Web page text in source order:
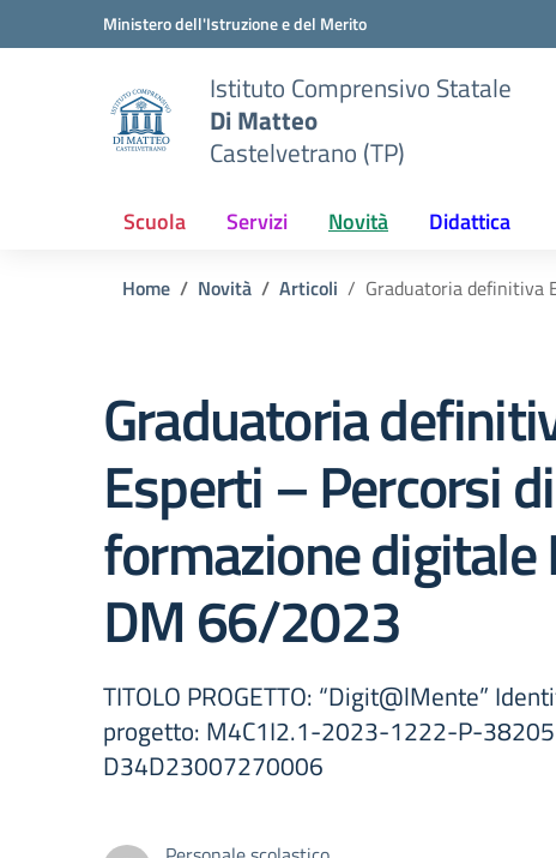
Vai ai contenuti
Vai al menu di navigazioneMinistero dell'Istruzione e del Merito
Istituto Comprensivo Statale
Di Matteo
Castelvetrano (TP)
Scuola Servizi Novità Didattica
Home Novità Articoli Graduatoria definitiva
Graduatoria
Esperti – Percorsi di
formazione digitale
DM 66/2023
TITOLO PROGETTO: “Digit@lMente”
progetto: M4C1I2.1-2023-1222-P-38205
D34D23007270006